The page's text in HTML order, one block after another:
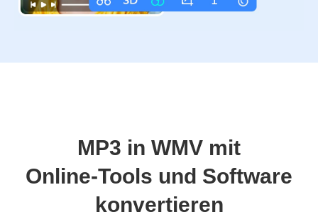
MP3 in WMV mit
Online‑Tools und Software
konvertieren